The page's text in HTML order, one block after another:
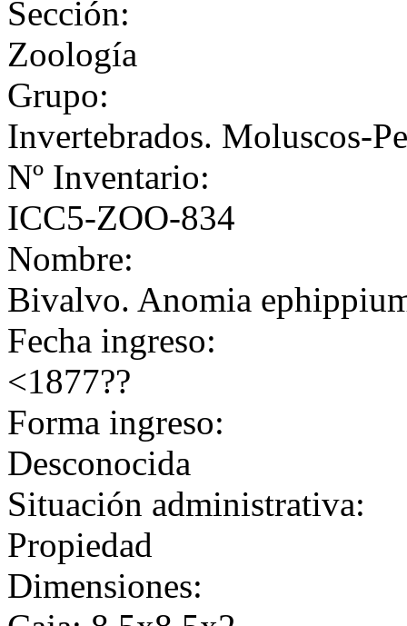
Sección:
Zoología
Grupo:
Invertebrados. Moluscos-
Nº Inventario:
ICC5-ZOO-834
Nombre:
Bivalvo. Anomia
Fecha ingreso:
<1877??
Forma ingreso:
Desconocida
Situación administrativa:
Propiedad
Dimensiones: